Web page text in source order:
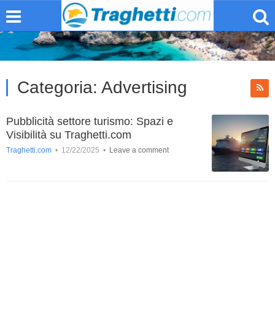
Categoria: Advertising
Pubblicità settore turismo: Spazi e
Visibilità su Traghetti.com
Traghetti.com • 12/22/2025 • Leave a comment